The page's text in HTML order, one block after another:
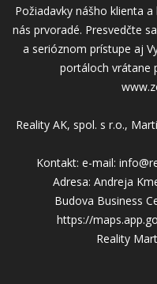
Požiadavky nášho klienta
nás prvoradé. Presvedčte
a serióznom prístupe aj
portáloch vrátane
Reality AK, spol. s r.o.,
Kontakt: e-mail:
Adresa: Andreja
Budova Business
https://
Reality